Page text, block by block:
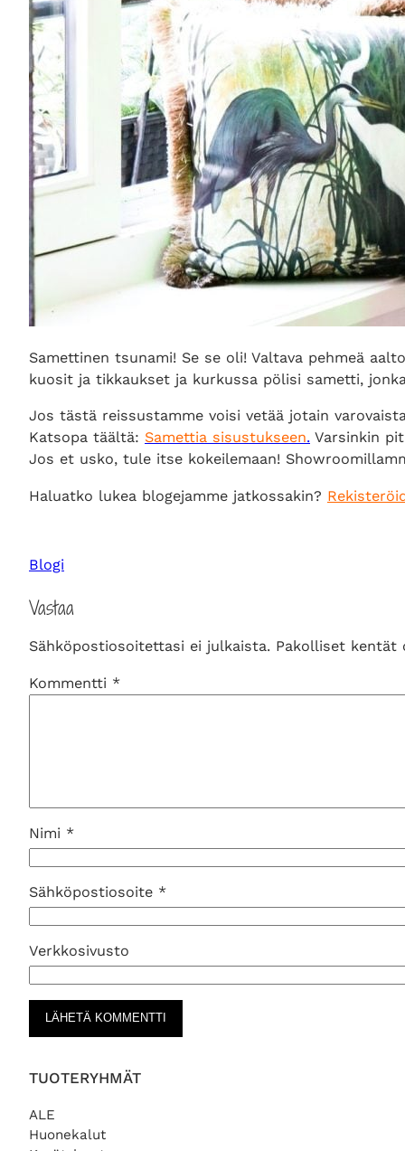
TUOTERYHMÄT
ALE
Huonekalut
Samettinen tsunami! Se se oli! Valtava pehmeä
kuosit ja tikkaukset ja kurkussa pölisi sametti,
Jos tästä reissustamme voisi vetää jotain
Katsopa täältä: Samettia sisustukseen. Varsinkin
Jos et usko, tule itse kokeilemaan!
Haluatko lukea blogejamme jatkossakin?
Blogi
Vastaa
Sähköpostiosoitettasi ei julkaista. Pakolliset
Kommentti *
Nimi *
Sähköpostiosoite *
Verkkosivusto